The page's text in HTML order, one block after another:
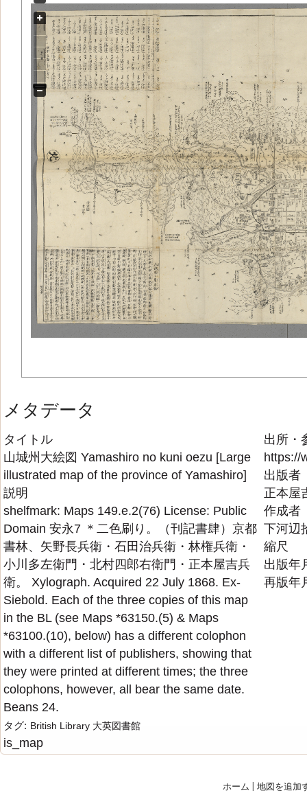
メタデータ
タイトル
山城州大絵図 Yamashiro no kuni oezu [Large
illustrated map of the province of Yamashiro]
説明
shelfmark: Maps 149.e.2(76) License: Public
Domain 安永7 ＊二色刷り。（刊記書肆）京都
書林、矢野長兵衛・石田治兵衛・林権兵衛・
小川多左衛門・北村四郎右衛門・正本屋吉兵
衛。 Xylograph. Acquired 22 July 1868. Ex-
Siebold. Each of the three copies of this map
in the BL (see Maps *63150.(5) & Maps
*63100.(10), below) has a different colophon
with a different list of publishers, showing that
they were printed at different times; the three
colophons, however, all bear the same date.
Beans 24.
タグ: British Library 大英図書館
is_map
出所・
https://
出版者
正本屋
作成者
下河辺
縮尺
出版年
再版年
ホーム | 地図を追加